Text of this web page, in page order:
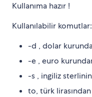
Kullanıma hazır !
Kullanılabilir komutlar:
-d , dolar
-e , euro
-s , ingiliz
to, türk